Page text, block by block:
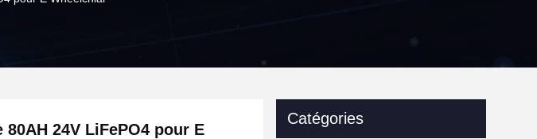
24V LiFePO4 pour E
Catégories